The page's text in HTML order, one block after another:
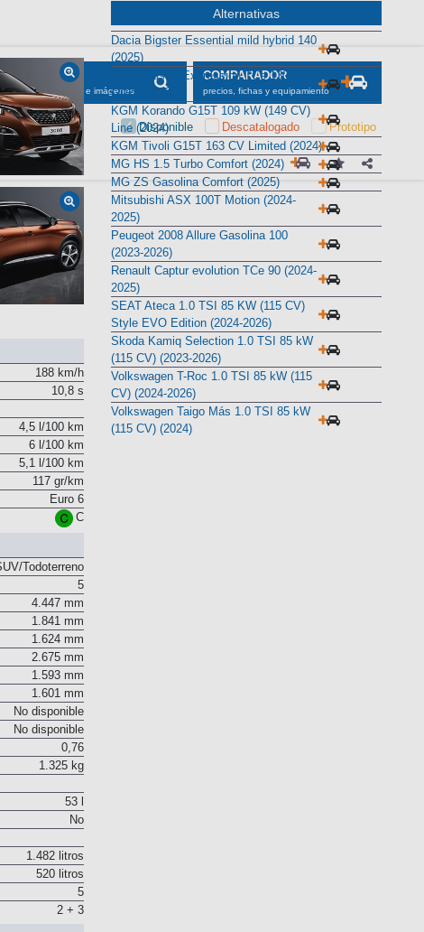
188 km/h
4,5 l/100 km
6 l/100 km
5,1 l/100 km
117 gr/km
Euro 6
SUV/Todoterreno
5
4.447 mm
1.841 mm
1.624 mm
2.675 mm
1.593 mm
1.601 mm
No disponible
No disponible
0,76
53 l
1.482 litros
520 litros
5
Alternativas
Dacia Bigster Essential mild hybrid 140
Dacia Duster Expression TCe 130 4x2
(2024-2025)
KGM Korando G15T 109 kW (149 CV)
Line (2024)
KGM Tivoli G15T 163 CV Limited (2024)
MG HS 1.5 Turbo Comfort (2024)
MG ZS Gasolina Comfort (2025)
Mitsubishi ASX 100T Motion (2024-
2025)
Peugeot 2008 Allure Gasolina 100
(2023-2026)
Renault Captur evolution TCe 90 (2024-
2025)
SEAT Ateca 1.0 TSI 85 KW (115 CV)
Style EVO Edition (2024-2026)
Skoda Kamiq Selection 1.0 TSI 85 kW
(115 CV) (2023-2026)
Volkswagen T-Roc 1.0 TSI 85 kW (115
CV) (2024-2026)
Volkswagen Taigo Más 1.0 TSI 85 kW